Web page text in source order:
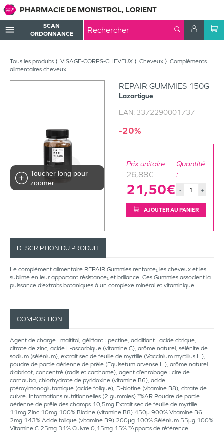
PHARMACIE DE MONISTROL, LORIENT
menu
SCAN
ORDONNANCE
Tous les produits VISAGE-CORPS-CHEVEUX Cheveux
Compléments
alimentaires cheveux
Toucher long pour
zoomer
REPAIR GUMMIES 150G
Lazartigue
EAN: 3372290001737
-20%
Prix unitaire
26,88€
21,50€
Quantité
:
- +
AJOUTER AU PANIER
DESCRIPTION DU PRODUIT
Le complément alimentaire REPAIR Gummies renforce₁ les cheveux et les
sublime en leur apportant résistance₁ et brillance. Ces Gummies associent la
puissance d’extraits botaniques à un complexe minéral et vitaminique.
COMPOSITION
Agent de charge : maltitol, gélifiant : pectine, acidifiant : acide citrique,
citrate de zinc, acide L-ascorbique (vitamine C), arôme naturel, sélénite de
sodium (sélénium), extrait sec de feuille de myrtille (Vaccinium myrtillus L.),
poudre de partie aérienne de prêle (Equisetum arvense L.), arôme naturel
d’abricot, concentré (radis et carthame), agent d’enrobage : cire de
carnauba, chlorhydrate de pyridoxine (vitamine B6), acide
ptéroylmonoglutamique (acide folique), D-biotine (vitamine B8), citrate de
cuivre. Informations nutritionnelles (2 gummies) *%AR Poudre de partie
aérienne de prêle des champs 10,5mg Extrait sec de feuille de myrtille
11mg Zinc 10mg 100% Biotine (vitamine B8) 450µ 900% Vitamine B6
2mg 143% Acide folique (vitamine B9) 200µg 100% Sélénium 55µg 100%
Vitamine C 25mg 31% Cuivre 0,15mg 15% *Apports de référence.